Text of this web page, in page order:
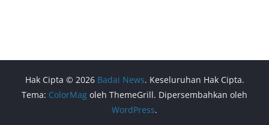
Hak Cipta © 2026 Badai News. Keseluruhan Hak Cipta.
Tema: ColorMag oleh ThemeGrill. Dipersembahkan oleh
WordPress.